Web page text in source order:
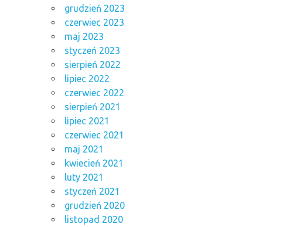
grudzień 2023
czerwiec 2023
maj 2023
styczeń 2023
sierpień 2022
lipiec 2022
czerwiec 2022
sierpień 2021
lipiec 2021
czerwiec 2021
maj 2021
kwiecień 2021
luty 2021
styczeń 2021
grudzień 2020
listopad 2020